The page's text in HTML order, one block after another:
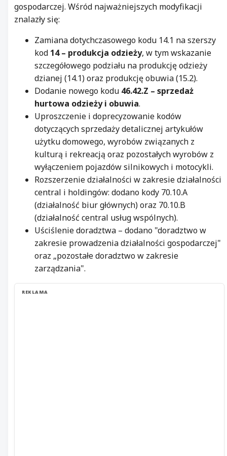
gospodarczej. Wśród najważniejszych modyfikacji
znalazły się:
Zamiana dotychczasowego kodu 14.1 na szerszy
kod 14 – produkcja odzieży, w tym wskazanie
szczegółowego podziału na produkcję odzieży
dzianej (14.1) oraz produkcję obuwia (15.2).
Dodanie nowego kodu 46.42.Z – sprzedaż
hurtowa odzieży i obuwia.
Uproszczenie i doprecyzowanie kodów
dotyczących sprzedaży detalicznej artykułów
użytku domowego, wyrobów związanych z
kulturą i rekreacją oraz pozostałych wyrobów z
wyłączeniem pojazdów silnikowych i motocykli.
Rozszerzenie działalności w zakresie działalności
central i holdingów: dodano kody 70.10.A
(działalność biur głównych) oraz 70.10.B
(działalność central usług wspólnych).
Uściślenie doradztwa – dodano "doradztwo w
zakresie prowadzenia działalności gospodarczej"
oraz „pozostałe doradztwo w zakresie
zarządzania".
REKLAMA